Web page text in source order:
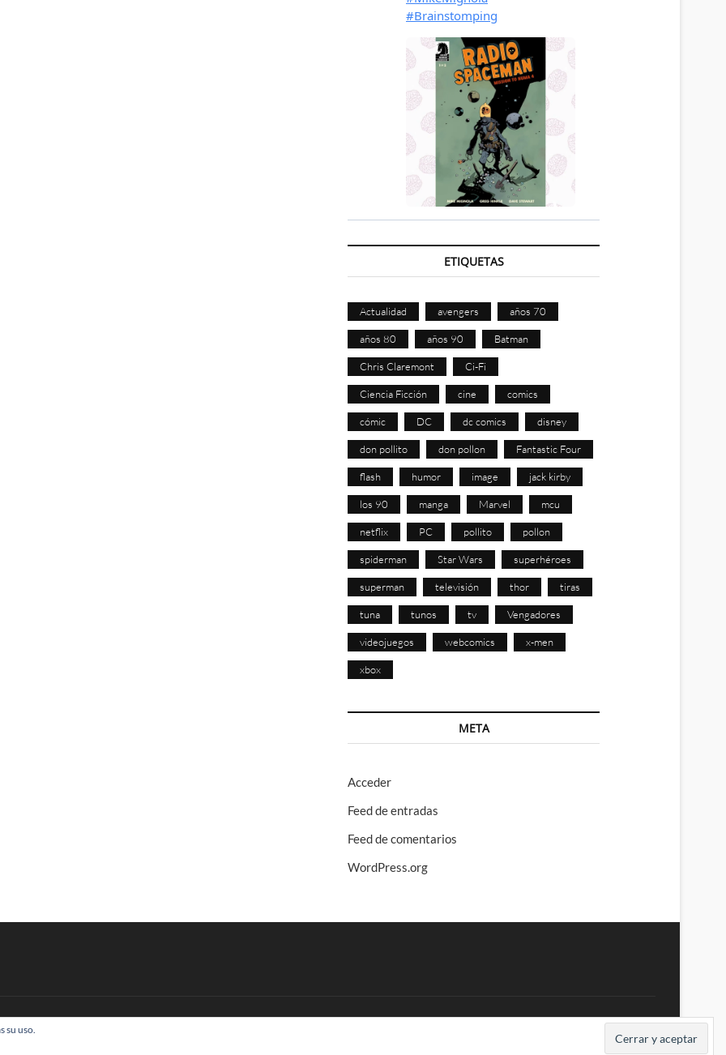
ETIQUETAS
Actualidad avengers años 70
años 80 años 90 Batman
Chris Claremont Ci-Fi
Ciencia Ficción cine comics
cómic DC dc comics disney
don pollito don pollon Fantastic Four
flash humor image jack kirby
los 90 manga Marvel mcu
netflix PC pollito pollon
spiderman Star Wars superhéroes
superman televisión thor tiras
tuna tunos tv Vengadores
videojuegos webcomics x-men
xbox
META
Acceder
Feed de entradas
Feed de comentarios
WordPress.org
los derechos reservados
su uso.